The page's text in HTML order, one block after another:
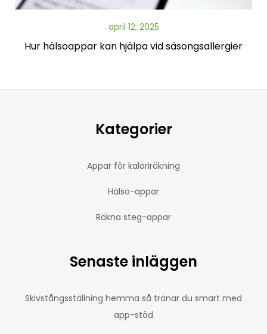
april 12, 2025
Hur hälsoappar kan hjälpa vid säsongsallergier
Kategorier
Appar för kaloriräkning
Hälso-appar
Räkna steg-appar
Senaste inläggen
Skivstångsställning hemma så tränar du smart med
app-stöd